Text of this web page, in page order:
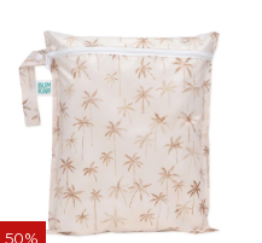
50%